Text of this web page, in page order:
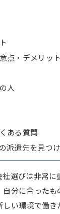
点・デメリット
人
ある質問
派遣先を見つ
選びは非常に
分に合ったも
い環境で働